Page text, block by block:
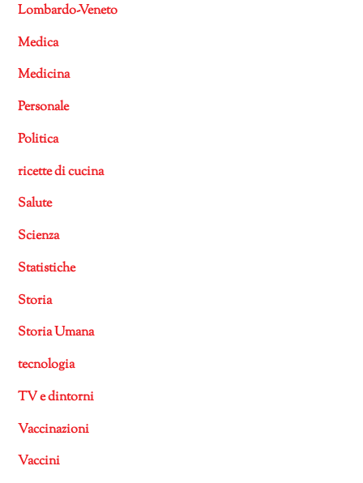
Lombardo-Veneto
Medica
Medicina
Personale
Politica
ricette di cucina
Salute
Scienza
Statistiche
Storia
Storia Umana
tecnologia
TV e dintorni
Vaccinazioni
Vaccini